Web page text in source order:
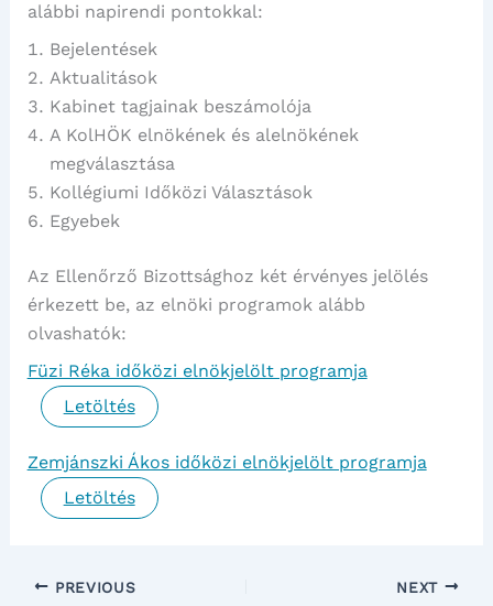
alábbi napirendi pontokkal:
Bejelentések
Aktualitások
Kabinet tagjainak beszámolója
A KolHÖK elnökének és alelnökének
megválasztása
Kollégiumi Időközi Választások
Egyebek
Az Ellenőrző Bizottsághoz két érvényes jelölés
érkezett be, az elnöki programok alább
olvashatók:
Füzi Réka időközi elnökjelölt programja
Letöltés
Zemjánszki Ákos időközi elnökjelölt programja
Letöltés
PREVIOUS NEXT